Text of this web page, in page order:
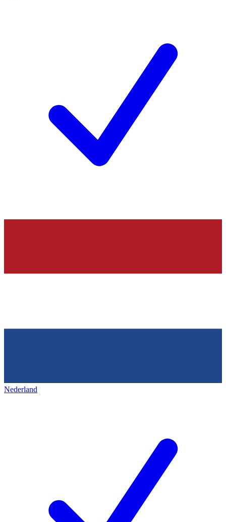
Nederland